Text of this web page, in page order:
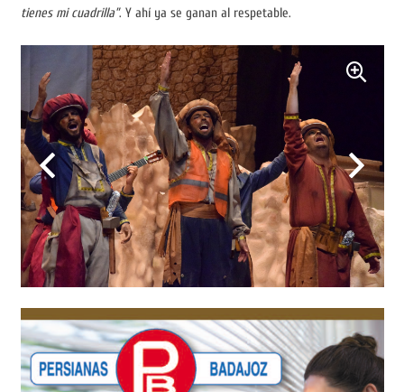
tienes mi cuadrilla”. Y ahí ya se ganan al respetable.